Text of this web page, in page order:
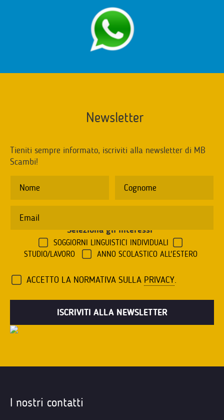
Newsletter
Tieniti sempre informato, iscriviti alla newsletter di MB
Scambi!
Seleziona gli interessi
SOGGIORNI LINGUISTICI INDIVIDUALI
STUDIO/LAVORO
ANNO SCOLASTICO ALL'ESTERO
ACCETTO LA NORMATIVA SULLA PRIVACY.
I nostri contatti